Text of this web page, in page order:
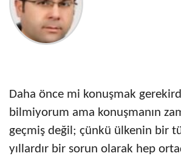
Daha önce mi konuşmak
bilmiyorum ama konuşmanın
geçmiş değil; çünkü ülkenin bir
yıllardır bir sorun olarak hep